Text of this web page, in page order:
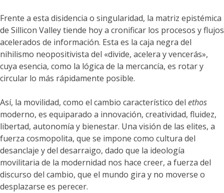
Frente a esta disidencia o singularidad, la matriz epistémica
de Sillicon Valley tiende hoy a cronificar los procesos y flujos
acelerados de información. Esta es la caja negra del
nihilismo neopositivista del «divide, acelera y vencerás»,
cuya esencia, como la lógica de la mercancía, es rotar y
circular lo más rápidamente posible.
Así, la movilidad, como el cambio característico del ethos
moderno, es equiparado a innovación, creatividad, fluidez,
libertad, autonomía y bienestar. Una visión de las elites, a
fuerza cosmopolita, que se impone como cultura del
desanclaje y del desarraigo, dado que la ideología
movilitaria de la modernidad nos hace creer, a fuerza del
discurso del cambio, que el mundo gira y no moverse o
desplazarse es perecer.